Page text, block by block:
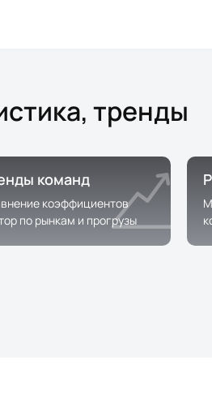
тренды
команд
коэффициентов
по рынкам и прогрузы